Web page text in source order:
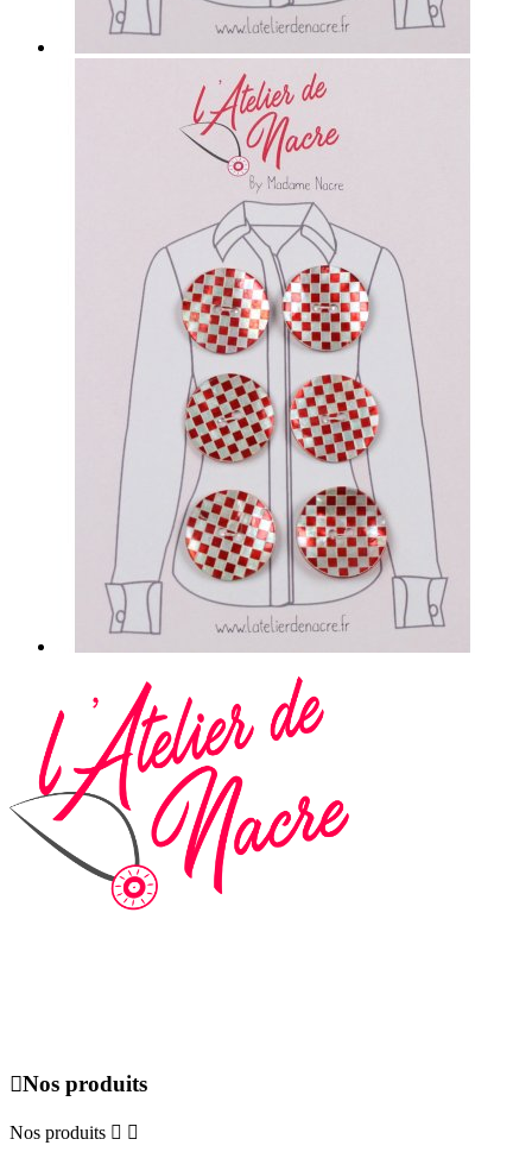
Nos produits
Nos produits  